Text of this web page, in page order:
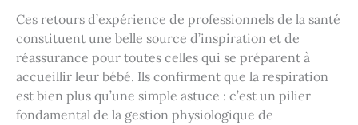
Ces retours d’expérience de professionnels de la santé
constituent une belle source d’inspiration et de
réassurance pour toutes celles qui se préparent à
accueillir leur bébé. Ils confirment que la respiration
est bien plus qu’une simple astuce : c’est un pilier
fondamental de la gestion physiologique de